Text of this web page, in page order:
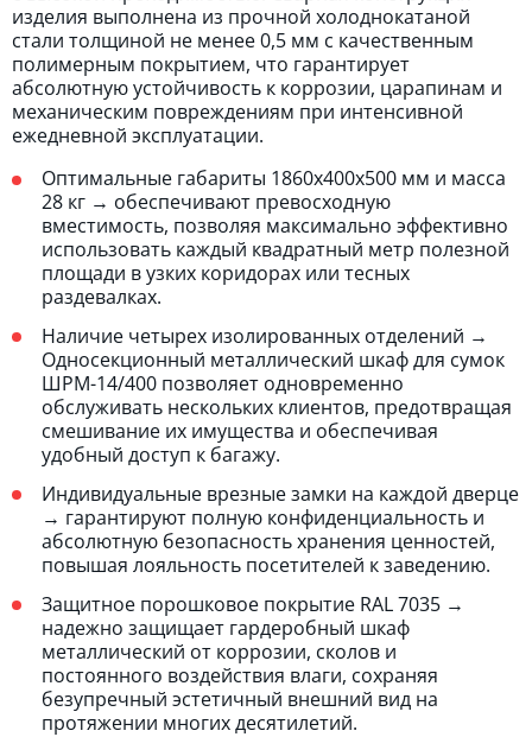
изделия выполнена из прочной холоднокатаной
стали толщиной не менее 0,5 мм с качественным
полимерным покрытием, что гарантирует
абсолютную устойчивость к коррозии, царапинам и
механическим повреждениям при интенсивной
ежедневной эксплуатации.
Оптимальные габариты 1860х400х500 мм и масса
28 кг → обеспечивают превосходную
вместимость, позволяя максимально эффективно
использовать каждый квадратный метр полезной
площади в узких коридорах или тесных
раздевалках.
Наличие четырех изолированных отделений →
Односекционный металлический шкаф для сумок
ШРМ-14/400 позволяет одновременно
обслуживать нескольких клиентов, предотвращая
смешивание их имущества и обеспечивая
удобный доступ к багажу.
Индивидуальные врезные замки на каждой дверце
→ гарантируют полную конфиденциальность и
абсолютную безопасность хранения ценностей,
повышая лояльность посетителей к заведению.
Защитное порошковое покрытие RAL 7035 →
надежно защищает гардеробный шкаф
металлический от коррозии, сколов и
постоянного воздействия влаги, сохраняя
безупречный эстетичный внешний вид на
протяжении многих десятилетий.